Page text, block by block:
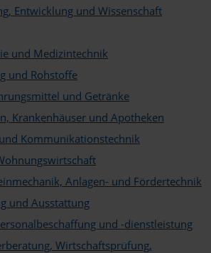
Entwicklung und Wissenschaft
und Medizintechnik
und Rohstoffe
und Getränke
Krankenhäuser und Apotheken
Kommunikationstechnik
Anlagen- und Fördertechnik
und Ausstattung
und -dienstleistung
Wirtschaftsprüfung,